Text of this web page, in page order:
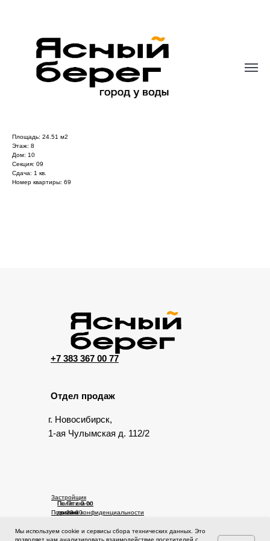
Студия 24,51 м2
записаться на экскурсию
Площадь: 24.51 м2
Этаж: 8
Дом: 10
Секция: 09
Сдача: 1 кв.
Номер квартиры: 69
Мы используем cookie и сервисы сбора технических данных. Это
позволяет нам анализировать взаимодействие посетителей с
Отдел продаж
г. Новосибирск,
1-ая Чулымская д. 112/2
© 2025 Ясный берег. Сайт не является публичной офертой.
Политика конфиденциальности
Застройщик
Пн-Пт с 9-00
до 20-00
00 до 17-00
+7 383 367 00 77
Политика по
правам